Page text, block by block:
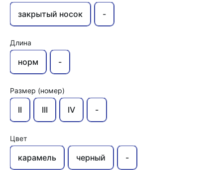
закрытый носок -
Длина
норм -
Размер (номер)
II III IV -
Цвет
карамель черный -